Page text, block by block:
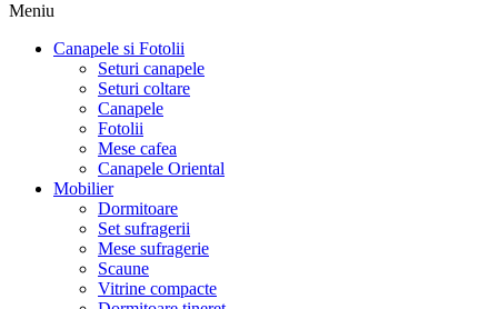
Meniu
Canapele si Fotolii
Seturi canapele
Seturi coltare
Canapele
Fotolii
Mese cafea
Canapele Oriental
Mobilier
Dormitoare
Set sufragerii
Mese sufragerie
Scaune
Vitrine compacte